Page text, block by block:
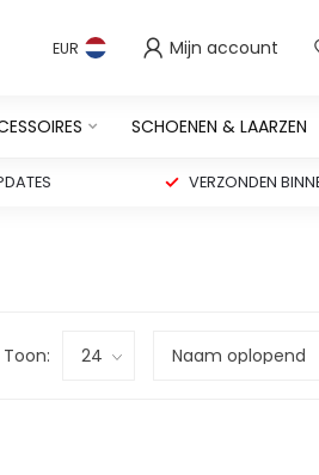
EUR Mijn account
SCHOENEN & LAARZEN
VERZONDEN
Toon: